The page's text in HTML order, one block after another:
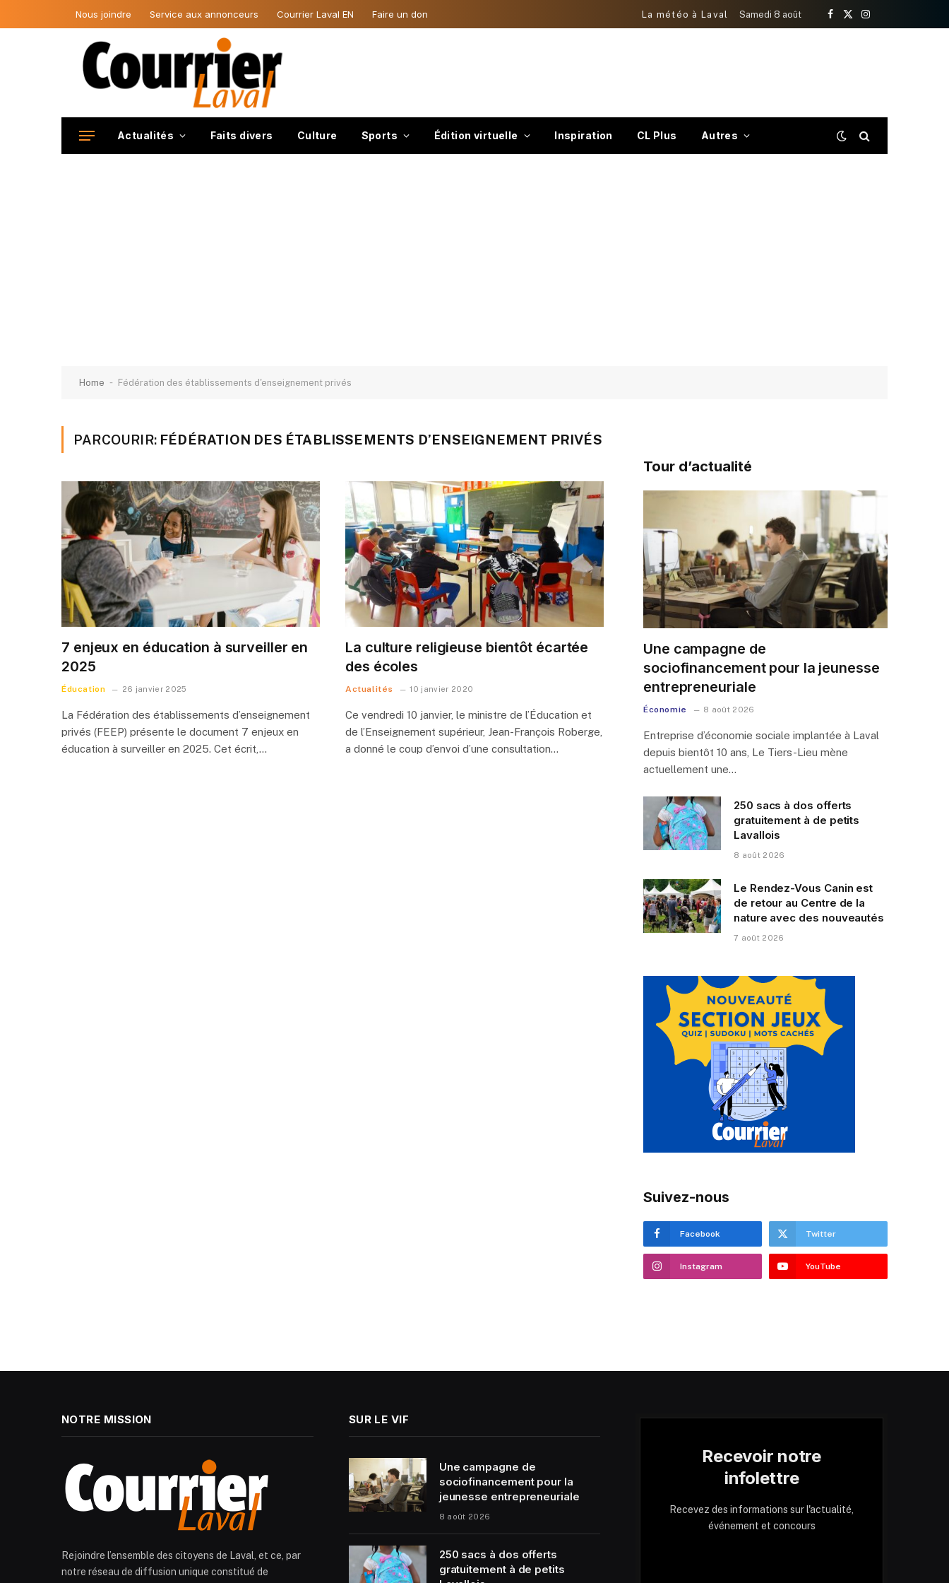
Nous joindre Service aux annonceurs Courrier Laval EN Faire un don La météo à Laval Samedi 8 août
Facebook
X
Instagram
Actualités Faits divers Culture Sports Édition virtuelle Inspiration CL Plus Autres
Home - Fédération des établissements d'enseignement privés
PARCOURIR: FÉDÉRATION DES ÉTABLISSEMENTS D’ENSEIGNEMENT PRIVÉS
7 enjeux en éducation à surveiller en
2025
Éducation 26 janvier 2025
La Fédération des établissements d’enseignement
privés (FEEP) présente le document 7 enjeux en
éducation à surveiller en 2025. Cet écrit,…
La culture religieuse bientôt écartée
des écoles
Actualités 10 janvier 2020
Ce vendredi 10 janvier, le ministre de l’Éducation et
de l’Enseignement supérieur, Jean-François Roberge,
a donné le coup d’envoi d’une consultation…
Tour d’actualité
Une campagne de
sociofinancement pour la jeunesse
entrepreneuriale
Économie 8 août 2026
Entreprise d’économie sociale implantée à Laval
depuis bientôt 10 ans, Le Tiers-Lieu mène
actuellement une…
250 sacs à dos offerts
gratuitement à de petits
Lavallois
8 août 2026
Le Rendez-Vous Canin est
de retour au Centre de la
nature avec des nouveautés
7 août 2026
Suivez-nous
Facebook Twitter
Instagram YouTube
NOTRE MISSION
Rejoindre l’ensemble des citoyens de Laval, et ce, par
notre réseau de diffusion unique constitué de
SUR LE VIF
Une campagne de
sociofinancement pour la
jeunesse entrepreneuriale
8 août 2026
250 sacs à dos offerts
gratuitement à de petits
Recevoir notre
infolettre
Recevez des informations sur l'actualité,
événement et concours